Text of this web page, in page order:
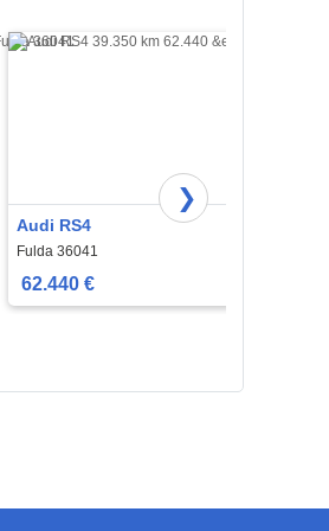
Audi RS4
Fulda 36041
62.440 €
❯